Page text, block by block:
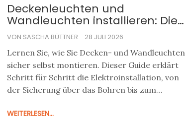
Deckenleuchten und
Wandleuchten installieren: Die
sichere Montage im
Wohnbereich
VON SASCHA BÜTTNER 28 JULI 2026
Lernen Sie, wie Sie Decken- und Wandleuchten
sicher selbst montieren. Dieser Guide erklärt
Schritt für Schritt die Elektroinstallation, von
der Sicherung über das Bohren bis zum
WEITERLESEN...